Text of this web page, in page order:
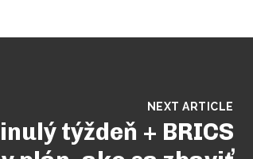
NEXT ARTICLE
týždeň + BRICS